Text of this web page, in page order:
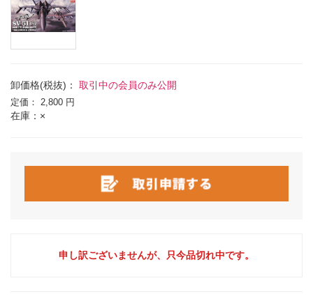
卸価格(税抜)： 取引中の会員のみ公開
定価： 2,800 円
在庫：×
申し訳ございませんが、只今品切れ中です。